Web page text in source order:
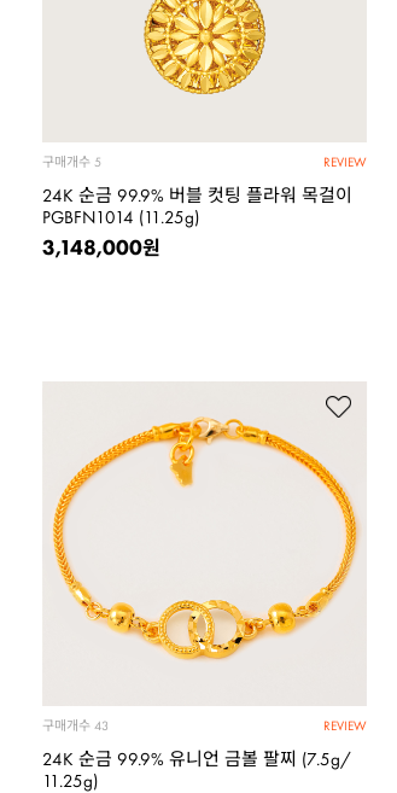
REVIEW
구매개수 5
24K 순금 99.9% 버블 컷팅 플라워 목걸이
PGBFN1014 (11.25g)
3,148,000원
REVIEW
구매개수43
24K 순금 99.9% 유니언 금볼 팔찌 (7.5g/
11.25g)